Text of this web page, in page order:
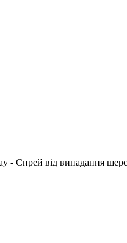
- Спрей від випадання